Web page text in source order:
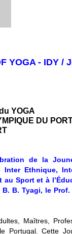
YOGA - IDY /
YOGA
DU
de la
Inter Ethnique,
au Sport et à
B. Tyagi, le
Maîtres,
Portugal. Cette